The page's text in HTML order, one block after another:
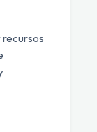
recursos